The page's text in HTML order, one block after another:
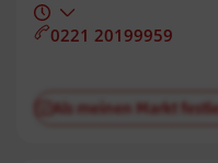
0221 20199959
Als meinen Markt